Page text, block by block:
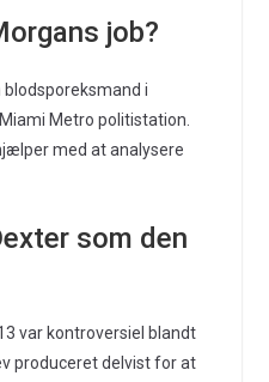
job?
i
Metro politistation.
med at analysere
som den
var kontroversiel blandt
produceret delvist for at